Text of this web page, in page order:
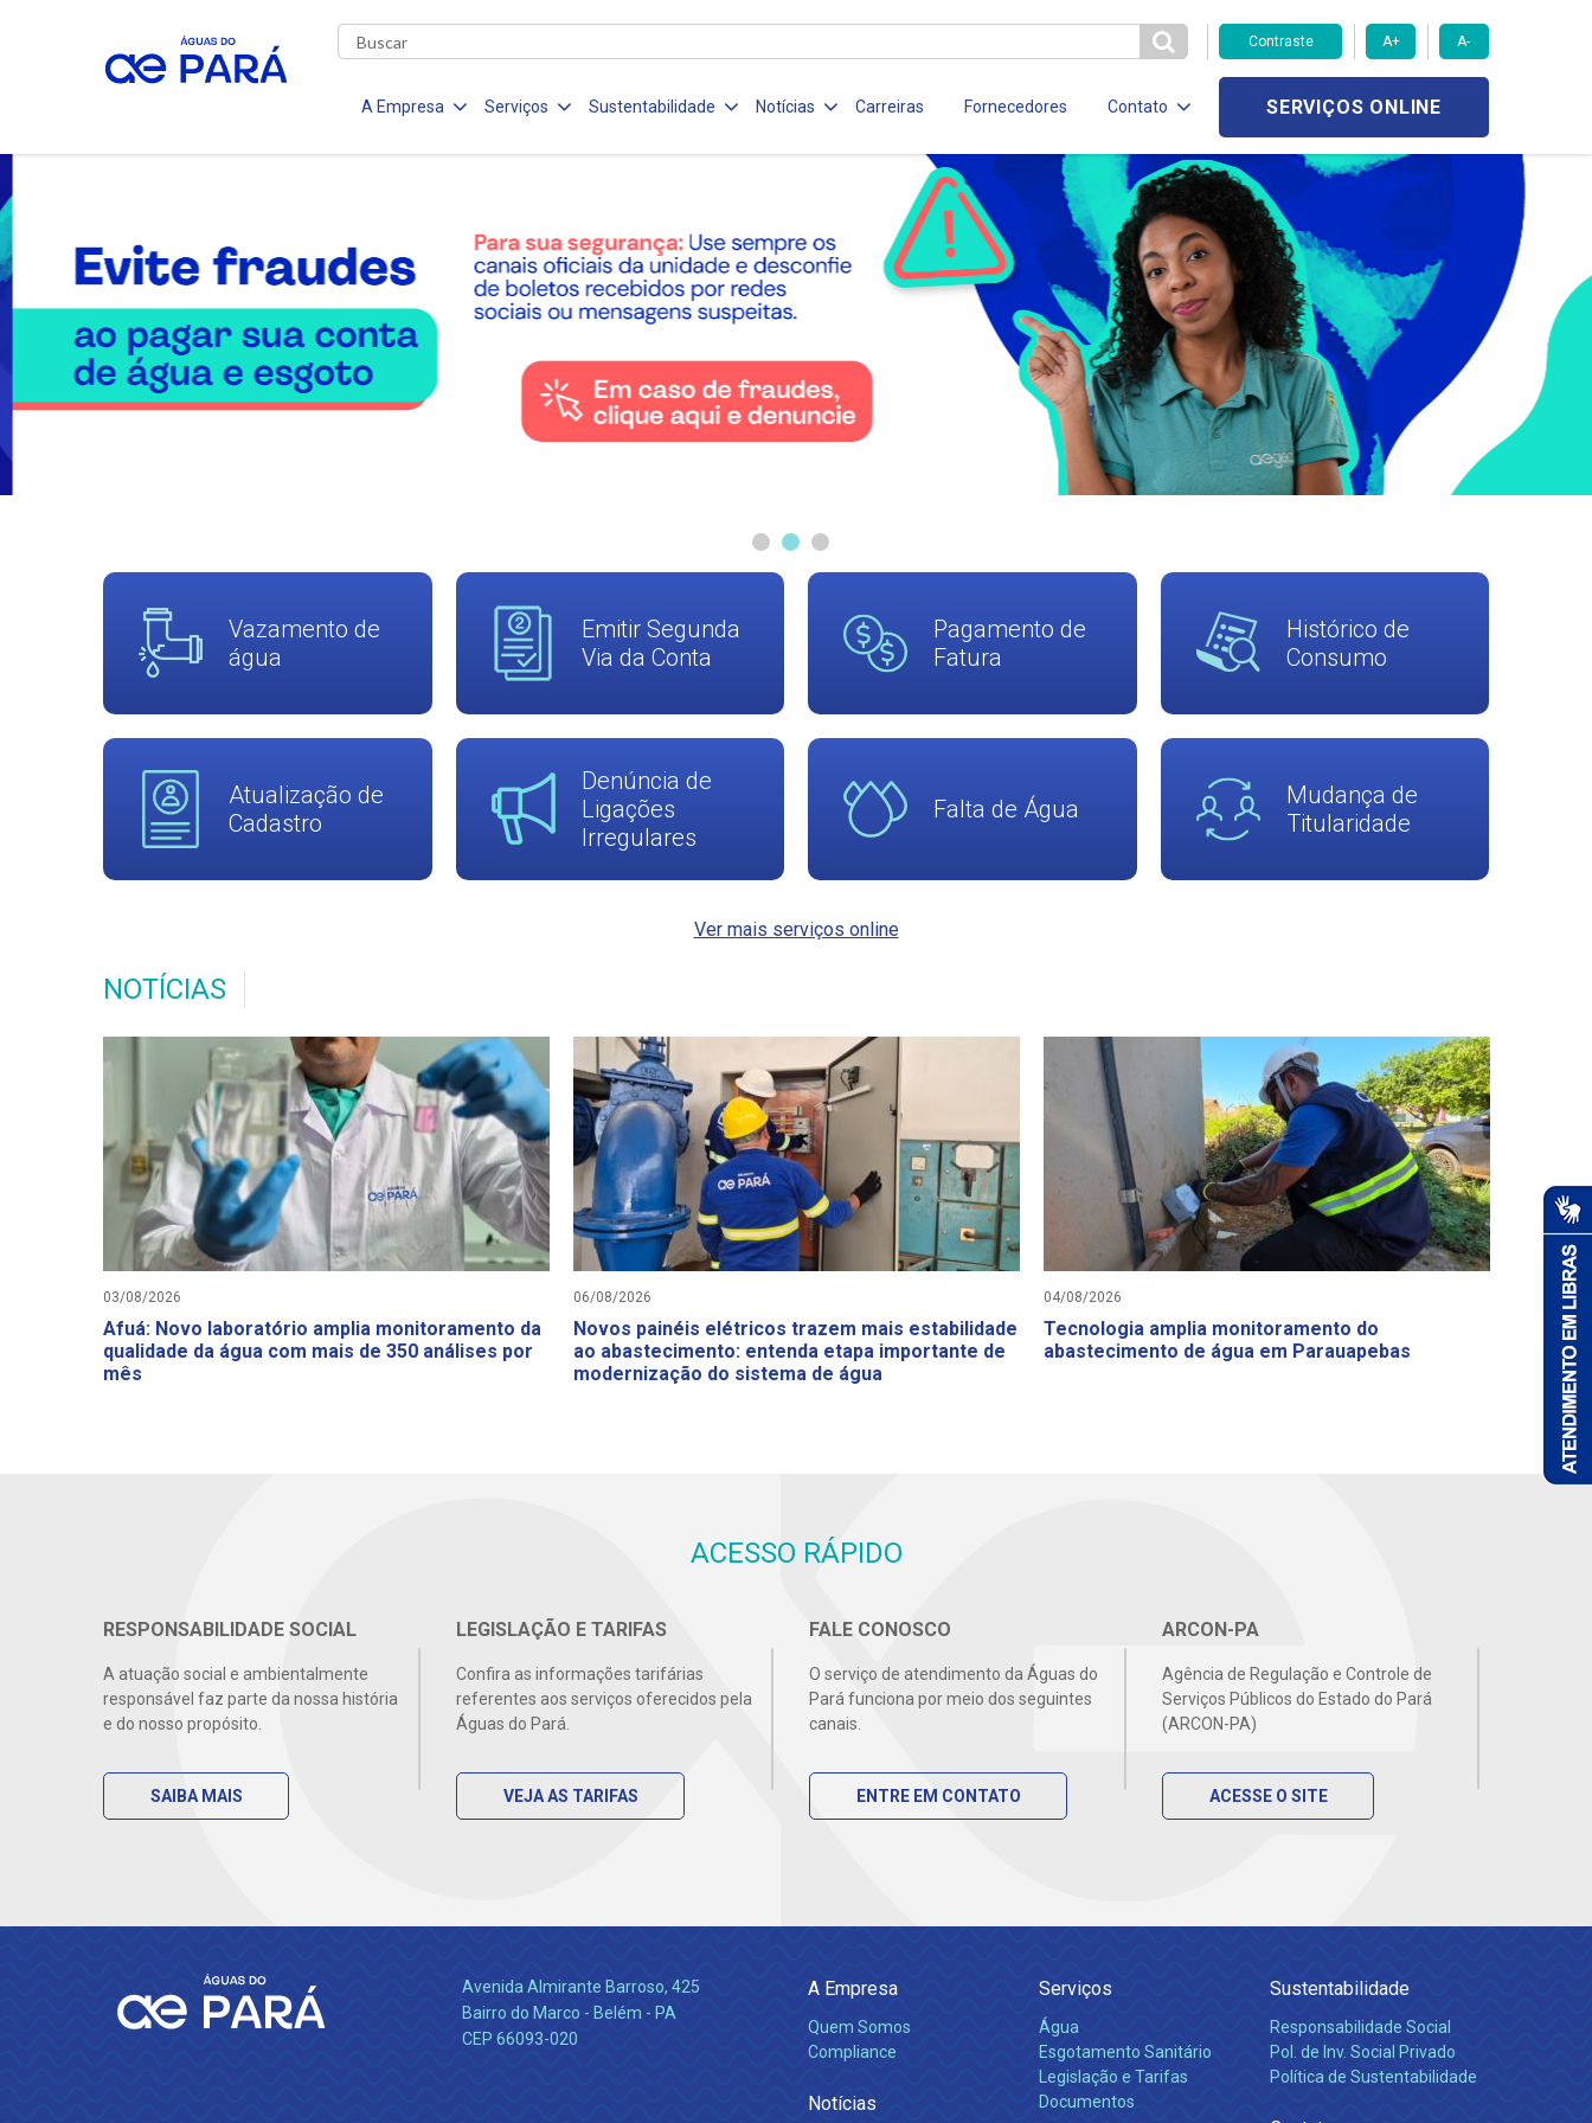
Contraste A+ A-
A Empresa Serviços Sustentabilidade Notícias Carreiras Fornecedores Contato SERVIÇOS ONLINE
Vazamento de
água
Emitir Segunda
Via da Conta
Pagamento de
Fatura
Histórico de
Consumo
Atualização de
Cadastro
Denúncia de
Ligações
Irregulares
Falta de Água
Mudança de
Titularidade
Ver mais serviços online
NOTÍCIAS
03/08/2026
Afuá: Novo laboratório amplia monitoramento da
qualidade da água com mais de 350 análises por
mês
06/08/2026
Novos painéis elétricos trazem mais estabilidade
ao abastecimento: entenda etapa importante de
modernização do sistema de água
04/08/2026
Tecnologia amplia monitoramento do
abastecimento de água em Parauapebas
03/08/2026
com
ACESSO RÁPIDO
RESPONSABILIDADE SOCIAL
A atuação social e ambientalmente
responsável faz parte da nossa história
e do nosso propósito.
SAIBA MAIS
LEGISLAÇÃO E TARIFAS
Confira as informações tarifárias
referentes aos serviços oferecidos pela
Águas do Pará.
VEJA AS TARIFAS
FALE CONOSCO
O serviço de atendimento da Águas do
Pará funciona por meio dos seguintes
canais.
ENTRE EM CONTATO
ARCON-PA
Agência de Regulação e Controle de
Serviços Públicos do Estado do Pará
(ARCON-PA)
ACESSE O SITE
Avenida Almirante Barroso, 425
Bairro do Marco - Belém - PA
CEP 66093-020
A Empresa
Quem Somos
Compliance
Notícias
Serviços
Água
Esgotamento Sanitário
Legislação e Tarifas
Documentos
Sustentabilidade
Responsabilidade Social
Pol. de Inv. Social Privado
Política de Sustentabilidade